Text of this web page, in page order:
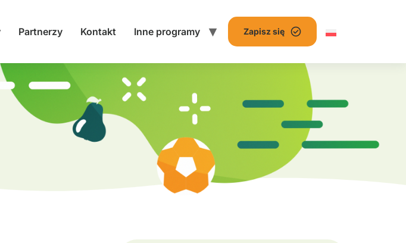
Partnerzy Kontakt Inne programy Zapisz się